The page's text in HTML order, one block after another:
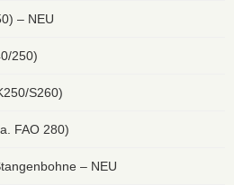
– NEU
250)
S260)
FAO 280)
– NEU